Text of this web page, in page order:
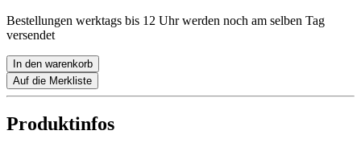
Bestellungen werktags bis 12 Uhr werden noch am selben Tag
versendet
In den warenkorb
Auf die Merkliste
Produktinfos